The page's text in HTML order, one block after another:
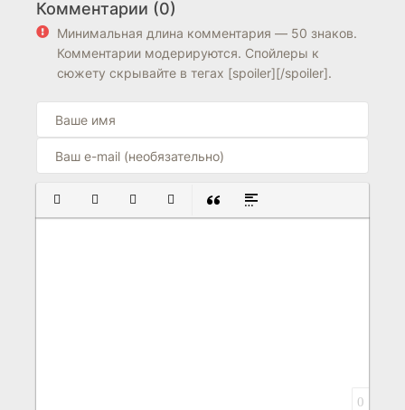
7.4 7.9
Комментарии (0)
Минимальная длина комментария — 50 знаков.
Комментарии модерируются. Спойлеры к
сюжету скрывайте в тегах [spoiler][/spoiler].
ПОЛУЖИРНЫЙ
КУРСИВПОДЧЕРКНУТЫЙ
ЗАЧЕРКНУТЫЙ
ВСТАВКА ЦИТАТЫ
ВСТАВКА СПОЙЛЕРА
0